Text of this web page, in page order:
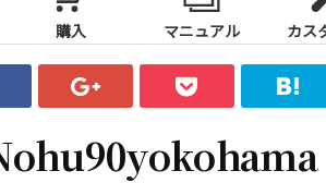
購入 マニュアル カス